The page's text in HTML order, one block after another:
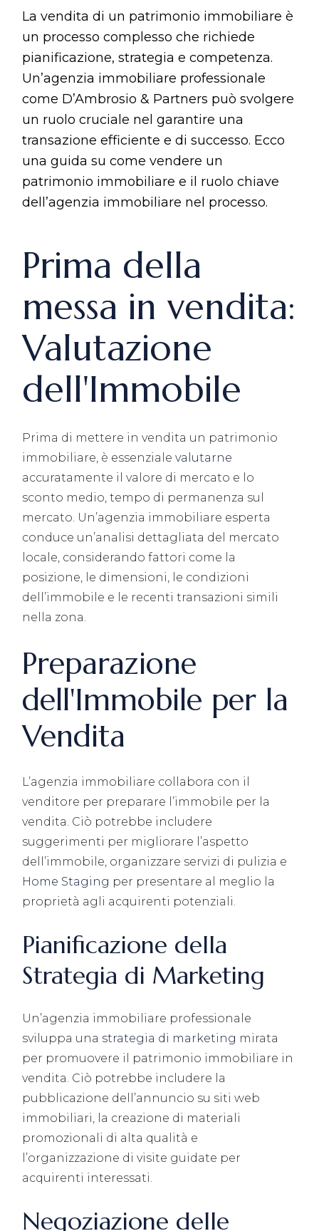
La vendita di un patrimonio immobiliare è
un processo complesso che richiede
pianificazione, strategia e competenza.
Un’agenzia immobiliare professionale
come D’Ambrosio & Partners può svolgere
un ruolo cruciale nel garantire una
transazione efficiente e di successo. Ecco
una guida su come vendere un
patrimonio immobiliare e il ruolo chiave
dell’agenzia immobiliare nel processo.
Prima della
messa in vendita:
Valutazione
dell'Immobile
Prima di mettere in vendita un patrimonio
immobiliare, è essenzialevalutarne
accuratamente il valore di mercato e lo
sconto medio, tempo di permanenza sul
mercato. Un’agenzia immobiliare esperta
conduce un’analisi dettagliata del mercato
locale, considerando fattori come la
posizione, le dimensioni, le condizioni
dell’immobile e le recenti transazioni simili
nella zona.
Preparazione
dell'Immobile per la
Vendita
L’agenzia immobiliare collabora con il
venditore per preparare l’immobile per la
vendita. Ciò potrebbe includere
suggerimenti per migliorare l’aspetto
dell’immobile, organizzare servizi di pulizia e
Home Staging per presentare al meglio la
proprietà agli acquirenti potenziali.
Pianificazione della
Strategia di Marketing
Un’agenzia immobiliare professionale
sviluppa una strategia di marketing mirata
per promuovere il patrimonio immobiliare in
vendita. Ciò potrebbe includere la
pubblicazione dell’annuncio su siti web
immobiliari, la creazione di materiali
promozionali di alta qualità e
l’organizzazione di visite guidate per
acquirenti interessati.
Negoziazione delle